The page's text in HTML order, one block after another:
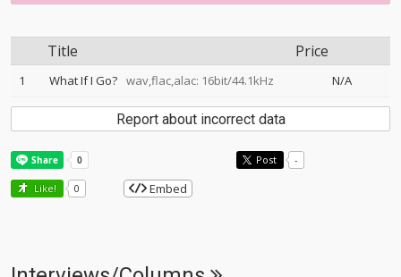
Title Price
1 What If I Go? wav,flac,alac: 16bit/44.1kHz N/A
Report about incorrect data
Post -
Like! 0 Embed